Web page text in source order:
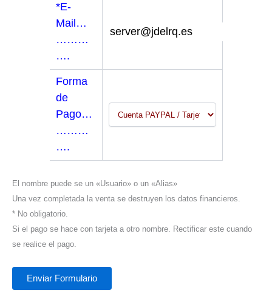
*E-
Mail…
………
….
Forma
de
Pago…
………
….
El nombre puede se un «Usuario» o un «Alias»
Una vez completada la venta se destruyen los datos financieros.
* No obligatorio.
Si el pago se hace con tarjeta a otro nombre. Rectificar este cuando
se realice el pago.